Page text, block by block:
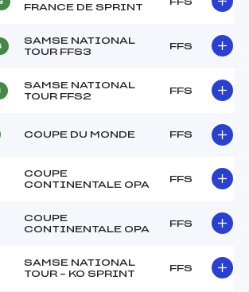
FRANCE DE SPRINT
SAMSE NATIONAL
TOUR FFS3
FFS
SAMSE NATIONAL
TOUR FFS2
FFS
COUPE DU MONDE FFS
COUPE
CONTINENTALE OPA
FFS
COUPE
CONTINENTALE OPA
FFS
SAMSE NATIONAL
TOUR – KO SPRINT
FFS